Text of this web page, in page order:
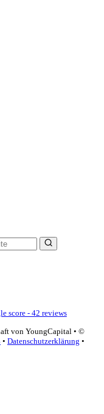
score - 42 reviews
von YoungCapital • ©
• Datenschutzerklärung •